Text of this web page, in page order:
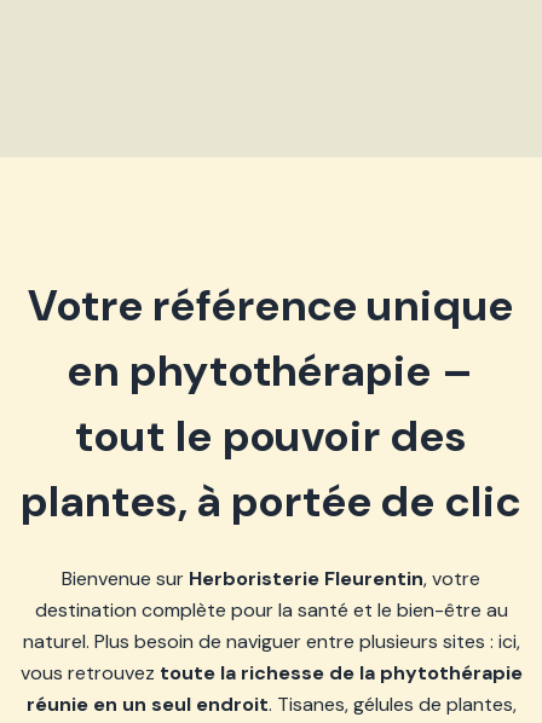
Votre référence unique
en phytothérapie –
tout le pouvoir des
plantes, à portée de clic
Bienvenue sur Herboristerie Fleurentin, votre
destination complète pour la santé et le bien-être au
naturel. Plus besoin de naviguer entre plusieurs sites : ici,
vous retrouvez toute la richesse de la phytothérapie
réunie en un seul endroit. Tisanes, gélules de plantes,